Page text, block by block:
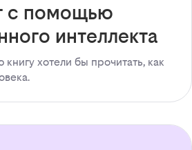
с помощью
интеллекта
хотели бы прочитать, как